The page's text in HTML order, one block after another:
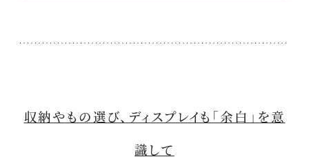
収納やもの選び、ディスプレイも「余白」を意
識して